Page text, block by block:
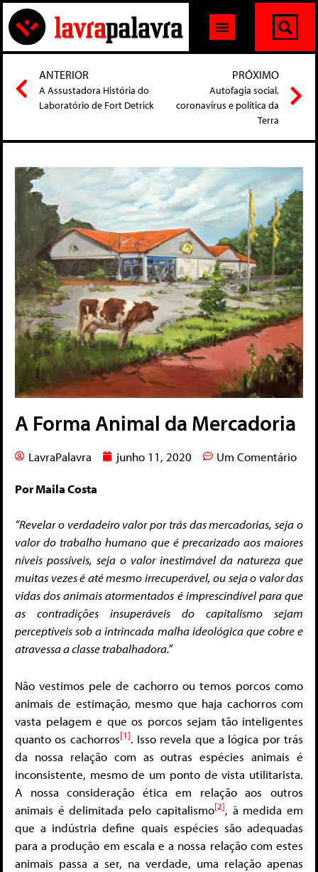
ANTERIOR
A Assustadora História do
Laboratório de Fort Detrick
PRÓXIMO
Autofagia social,
coronavírus e política da
Terra
A Forma Animal da Mercadoria
LavraPalavra junho 11, 2020 Um Comentário
Por Maila Costa
“Revelar o verdadeiro valor por trás das mercadorias, seja o
valor do trabalho humano que é precarizado aos maiores
níveis possíveis, seja o valor inestimável da natureza que
muitas vezes é até mesmo irrecuperável, ou seja o valor das
vidas dos animais atormentados é imprescindível para que
as contradições insuperáveis do capitalismo sejam
perceptíveis sob a intrincada malha ideológica que cobre e
atravessa a classe trabalhadora.”
Não vestimos pele de cachorro ou temos porcos como
animais de estimação, mesmo que haja cachorros com
vasta pelagem e que os porcos sejam tão inteligentes
quanto os cachorros[1]. Isso revela que a lógica por trás
da nossa relação com as outras espécies animais é
inconsistente, mesmo de um ponto de vista utilitarista.
A nossa consideração ética em relação aos outros
animais é delimitada pelo capitalismo[2], à medida em
que a indústria define quais espécies são adequadas
para a produção em escala e a nossa relação com estes
animais passa a ser, na verdade, uma relação apenas